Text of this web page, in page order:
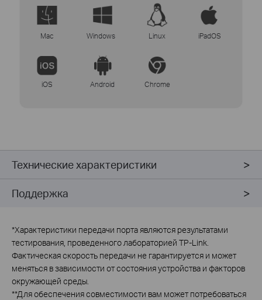
Mac Windows Linux iPadOS
iOS Android Chrome
Технические характеристики
Поддержка
*Характеристики передачи порта являются результатами
тестирования, проведенного лабораторией TP-Link.
Фактическая скорость передачи не гарантируется и может
меняться в зависимости от состояния устройства и факторов
окружающей среды.
**Для обеспечения совместимости вам может потребоваться